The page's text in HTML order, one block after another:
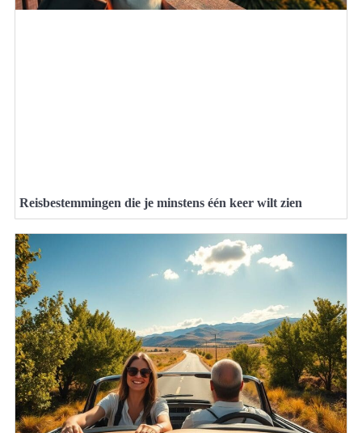
Reisbestemmingen die je minstens één keer wilt zien